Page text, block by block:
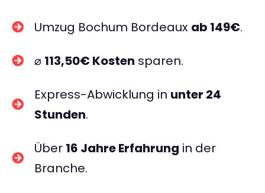
Umzug Bochum Bordeaux ab 149€.
⌀ 113,50€ Kosten sparen.
Express-Abwicklung in unter 24
Stunden.
Über 16 Jahre Erfahrung in der
Branche.